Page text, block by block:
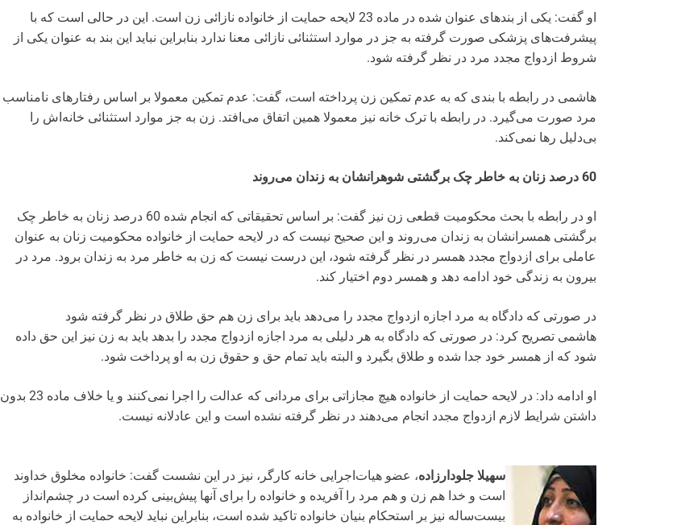
او گفت: یکی از بندهای عنوان شده در ماده 23 لایحه حمایت از خانواده نازائی زن است. این در حالی است که با
پیشرفت‌های پزشکی صورت گرفته به جز در موارد استثنائی نازائی معنا ندارد بنابراین نباید این بند به عنوان یکی از
شروط ازدواج مجدد مرد در نظر گرفته شود.
هاشمی در رابطه با بندی که به عدم تمکین زن پرداخته است، گفت: عدم تمکین معمولا بر اساس رفتارهای نامناسب
مرد صورت می‌گیرد. در رابطه با ترک خانه نیز معمولا همین اتفاق می‌افتد. زن به جز موارد استثنائی خانه‌اش را
بی‌دلیل رها نمی‌کند.
60 درصد زنان به خاطر چک برگشتی شوهرانشان به زندان می‌روند
او در رابطه با بحث محکومیت قطعی زن نیز گفت: بر اساس تحقیقاتی که انجام شده 60 درصد زنان به خاطر چک
برگشتی همسرانشان به زندان می‌روند و این صحیح نیست که در لایحه حمایت از خانواده محکومیت زنان به عنوان
عاملی برای ازدواج مجدد همسر در نظر گرفته شود، این درست نیست که زن به خاطر مرد به زندان برود. مرد در
بیرون به زندگی خود ادامه دهد و همسر دوم اختیار کند.
در صورتی که دادگاه به مرد اجازه ازدواج مجدد را می‌دهد باید برای زن هم حق طلاق در نظر گرفته شود
هاشمی تصریح کرد: در صورتی که دادگاه به هر دلیلی به مرد اجازه ازدواج مجدد را بدهد باید به زن نیز این حق داده
شود که از همسر خود جدا شده و طلاق بگیرد و البته باید تمام حق و حقوق زن به او پرداخت شود.
او ادامه داد: در لایحه حمایت از خانواده هیچ مجازاتی برای مردانی که عدالت را اجرا نمی‌کنند و یا خلاف ماده 23 بدون
داشتن شرایط لازم ازدواج مجدد انجام می‌دهند در نظر گرفته نشده است و این عادلانه نیست.
سهیلا جلودارزاده، عضو هیات‌اجرایی خانه کارگر، نیز در این نشست گفت: خانواده مخلوق خداوند
است و خدا هم زن و هم مرد را آفریده و خانواده را برای آنها پیش‌بینی کرده است در چشم‌انداز
بیست‌ساله نیز بر استحکام بنیان خانواده تاکید شده است، بنابراین نباید لایحه حمایت از خانواده به